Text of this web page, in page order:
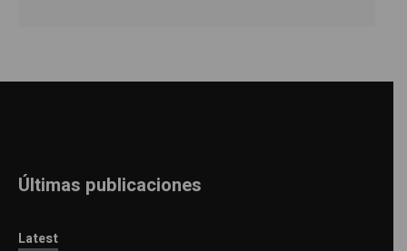
Últimas publicaciones
Latest